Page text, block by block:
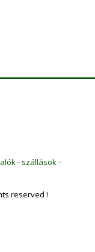
- szállások-
reserved !